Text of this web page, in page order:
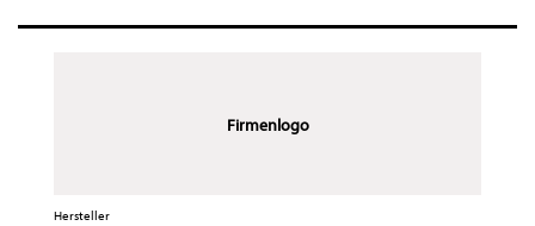
Firmenlogo
Hersteller